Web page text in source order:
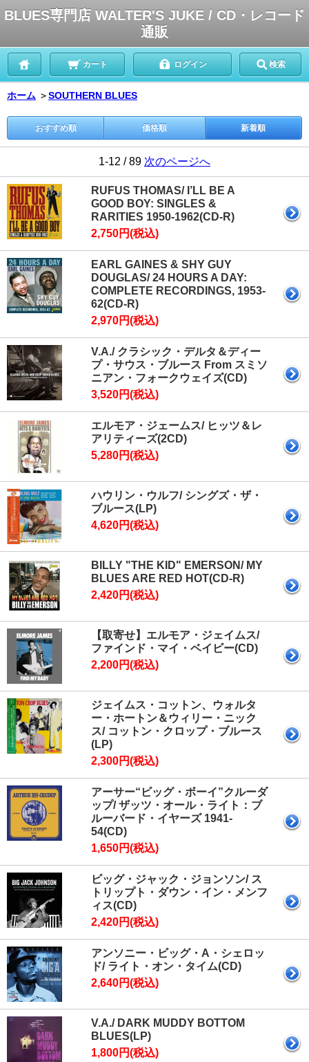
BLUES専門店 WALTER'S JUKE / CD・レコード
通販
カート ログイン 検索
ホーム ＞SOUTHERN BLUES
おすすめ順 価格順 新着順
1-12 / 89 次のページへ
RUFUS THOMAS/ I’LL BE A
GOOD BOY: SINGLES &
RARITIES 1950-1962(CD-R)
2,750円(税込)
EARL GAINES & SHY GUY
DOUGLAS/ 24 HOURS A DAY:
COMPLETE RECORDINGS, 1953-
62(CD-R)
2,970円(税込)
V.A./ クラシック・デルタ＆ディー
プ・サウス・ブルース From スミソ
ニアン・フォークウェイズ(CD)
3,520円(税込)
エルモア・ジェームス/ ヒッツ＆レ
アリティーズ(2CD)
5,280円(税込)
ハウリン・ウルフ/ シングズ・ザ・
ブルース(LP)
4,620円(税込)
BILLY "THE KID" EMERSON/ MY
BLUES ARE RED HOT(CD-R)
2,420円(税込)
【取寄せ】エルモア・ジェイムス/
ファインド・マイ・ベイビー(CD)
2,200円(税込)
ジェイムス・コットン、ウォルタ
ー・ホートン＆ウィリー・ニック
ス/ コットン・クロップ・ブルース
(LP)
2,300円(税込)
アーサー“ビッグ・ボーイ”クルーダ
ップ/ ザッツ・オール・ライト：ブ
ルーバード・イヤーズ 1941-
54(CD)
1,650円(税込)
ビッグ・ジャック・ジョンソン/ ス
トリップト・ダウン・イン・メンフ
ィス(CD)
2,420円(税込)
アンソニー・ビッグ・A・シェロッ
ド/ ライト・オン・タイム(CD)
2,640円(税込)
V.A./ DARK MUDDY BOTTOM
BLUES(LP)
1,800円(税込)